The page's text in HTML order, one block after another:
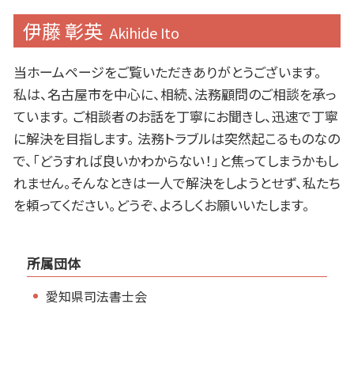
伊藤 彰英 Akihide Ito
当ホームページをご覧いただきありがとうございます。
私は、名古屋市を中心に、相続、法務顧問のご相談を承っ
ています。 ご相談者のお話を丁寧にお聞きし、迅速で丁寧
に解決を目指します。 法務トラブルは突然起こるものなの
で、「どうすれば良いかわからない！」と焦ってしまうかもし
れません。そんなときは一人で解決をしようとせず、私たち
を頼ってください。どうぞ、よろしくお願いいたします。
所属団体
愛知県司法書士会